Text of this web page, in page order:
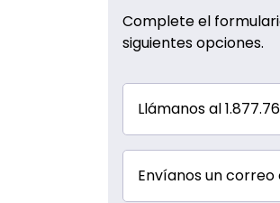
Complete el
siguientes opciones.
Llámanos al
Envíanos un